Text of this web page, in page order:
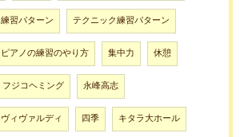
練習パターン テクニック練習パターン
ピアノの練習のやり方 集中力 休憩
フジコヘミング 永峰高志
ヴィヴァルディ 四季 キタラ大ホール